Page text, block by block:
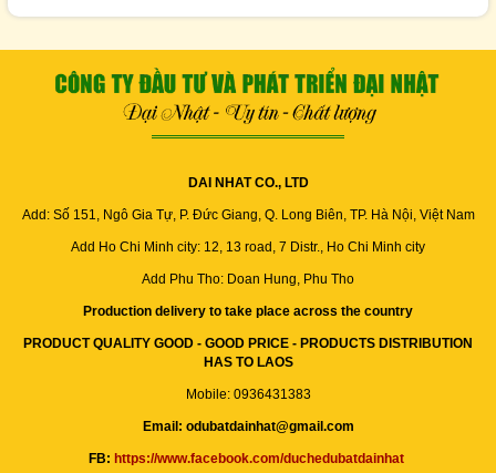
DAI NHAT CO., LTD
Add: Số 151, Ngô Gia Tự, P. Đức Giang, Q. Long Biên, TP. Hà Nội, Việt Nam
Add Ho Chi Minh city: 12, 13 road, 7 Distr., Ho Chi Minh city
Add Phu Tho: Doan Hung, Phu Tho
Production delivery to take place across the country
PRODUCT QUALITY GOOD - GOOD PRICE - PRODUCTS DISTRIBUTION
HAS TO LAOS
Mobile: 0936431383
Email: odubatdainhat@gmail.com
FB: https://www.facebook.com/duchedubatdainhat